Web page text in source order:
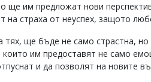
ще им предложат нови
на страха от неуспех, защото
ще бъде не само страстна,
им предоставят не само
и да позволят на новите